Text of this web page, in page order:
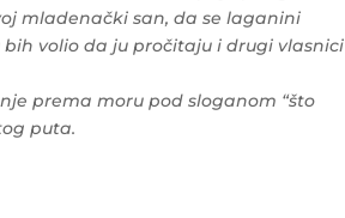
mladenački san, da se laganini
bih volio da ju pročitaju i drugi vlasnici
prema moru pod sloganom “što
puta.